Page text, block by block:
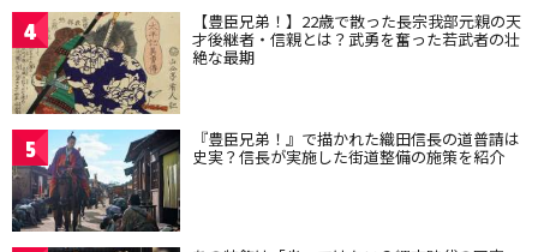
4 【豊臣兄弟！】22歳で散った長宗我部元親の天
才後継者・信親とは？武勇を奮った若武者の壮
絶な最期
5 『豊臣兄弟！』で描かれた織田信長の道普請は
史実？信長が実施した街道整備の施策を紹介